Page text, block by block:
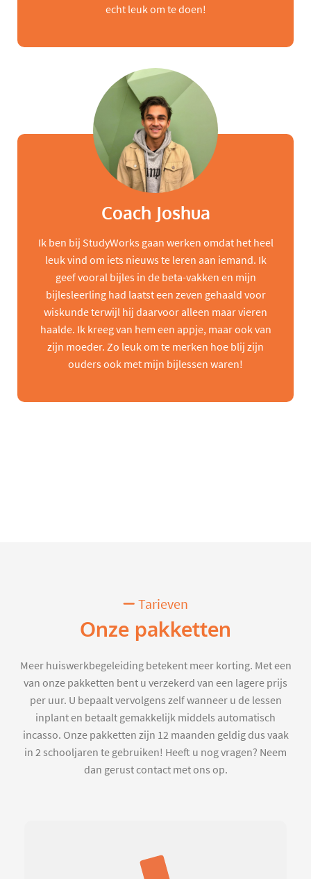
echt leuk om te doen!
Coach Joshua
Ik ben bij StudyWorks gaan werken omdat het heel
leuk vind om iets nieuws te leren aan iemand. Ik
geef vooral bijles in de beta-vakken en mijn
bijlesleerling had laatst een zeven gehaald voor
wiskunde terwijl hij daarvoor alleen maar vieren
haalde. Ik kreeg van hem een appje, maar ook van
zijn moeder. Zo leuk om te merken hoe blij zijn
ouders ook met mijn bijlessen waren!
Tarieven
Onze pakketten
Meer huiswerkbegeleiding betekent meer korting. Met een
van onze pakketten bent u verzekerd van een lagere prijs
per uur. U bepaalt vervolgens zelf wanneer u de lessen
inplant en betaalt gemakkelijk middels automatisch
incasso. Onze pakketten zijn 12 maanden geldig dus vaak
in 2 schooljaren te gebruiken! Heeft u nog vragen? Neem
dan gerust contact met ons op.